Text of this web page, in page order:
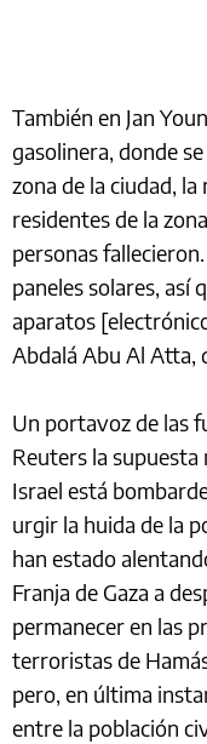
También en Jan
gasolinera, donde
zona de la ciudad, la
residentes de la
personas
paneles solares, así
aparatos
Abdalá Abu Al Atta,
Un portavoz de las
Reuters la
Israel está
urgir la huida de la
han estado
Franja de Gaza a
permanecer en las
terroristas de
pero, en última
entre la población